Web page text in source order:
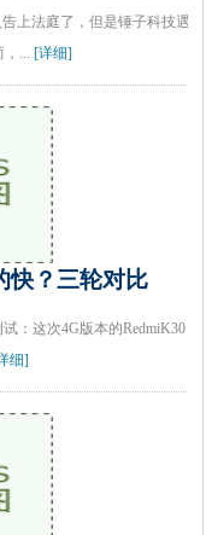
上法庭了，但是锤子科技遇
... [详细]
快？三轮对比
：这次4G版本的RedmiK30
细]